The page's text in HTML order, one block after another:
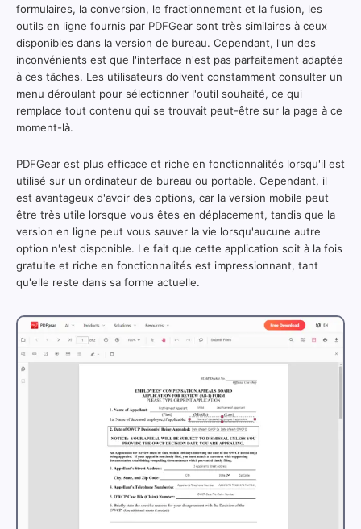
formulaires, la conversion, le fractionnement et la fusion, les
outils en ligne fournis par PDFGear sont très similaires à ceux
disponibles dans la version de bureau. Cependant, l'un des
inconvénients est que l'interface n'est pas parfaitement adaptée
à ces tâches. Les utilisateurs doivent constamment consulter un
menu déroulant pour sélectionner l'outil souhaité, ce qui
remplace tout contenu qui se trouvait peut-être sur la page à ce
moment-là.
PDFGear est plus efficace et riche en fonctionnalités lorsqu'il est
utilisé sur un ordinateur de bureau ou portable. Cependant, il
est avantageux d'avoir des options, car la version mobile peut
être très utile lorsque vous êtes en déplacement, tandis que la
version en ligne peut vous sauver la vie lorsqu'aucune autre
option n'est disponible. Le fait que cette application soit à la fois
gratuite et riche en fonctionnalités est impressionnant, tant
qu'elle reste dans sa forme actuelle.